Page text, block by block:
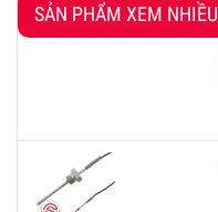
SẢN PHẨM XEM NHIỀU